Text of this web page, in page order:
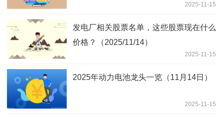
2025-11-15
发电厂相关股票名单，这些股票现在什么
价格？（2025/11/14）
2025-11-15
2025年动力电池龙头一览（11月14日）
2025-11-15